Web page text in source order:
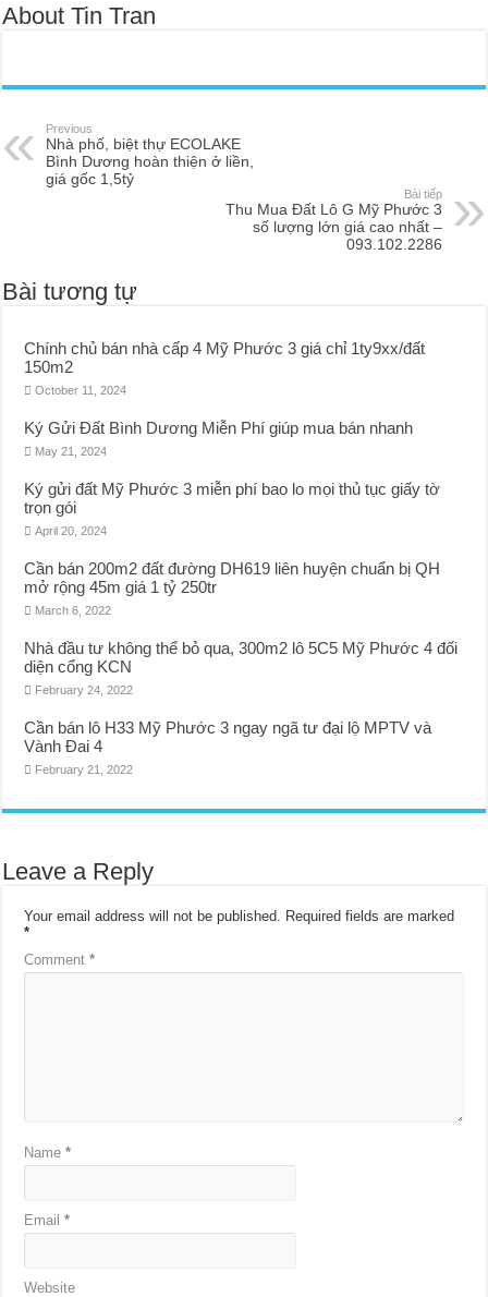
About Tin Tran
Previous
Nhà phố, biệt thự ECOLAKE
Bình Dương hoàn thiện ở liền,
giá gốc 1,5tỷ
Bài tiếp
Thu Mua Đất Lô G Mỹ Phước 3
số lượng lớn giá cao nhất –
093.102.2286
Bài tương tự
Chính chủ bán nhà cấp 4 Mỹ Phước 3 giá chỉ 1ty9xx/đất
150m2
October 11, 2024
Ký Gửi Đất Bình Dương Miễn Phí giúp mua bán nhanh
May 21, 2024
Ký gửi đất Mỹ Phước 3 miễn phí bao lo mọi thủ tục giấy tờ
trọn gói
April 20, 2024
Cần bán 200m2 đất đường DH619 liên huyện chuẩn bị QH
mở rộng 45m giá 1 tỷ 250tr
March 6, 2022
Nhà đầu tư không thể bỏ qua, 300m2 lô 5C5 Mỹ Phước 4 đối
diện cổng KCN
February 24, 2022
Cần bán lô H33 Mỹ Phước 3 ngay ngã tư đại lộ MPTV và
Vành Đai 4
February 21, 2022
Leave a Reply
Your email address will not be published. Required fields are marked
*
Comment*
Name*
Email*
Website